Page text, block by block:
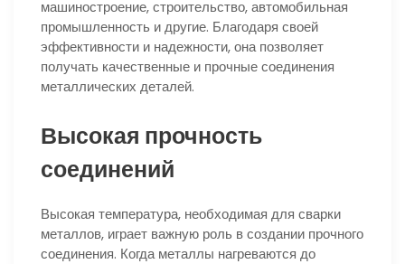
машиностроение, строительство, автомобильная
промышленность и другие. Благодаря своей
эффективности и надежности, она позволяет
получать качественные и прочные соединения
металлических деталей.
Высокая прочность
соединений
Высокая температура, необходимая для сварки
металлов, играет важную роль в создании прочного
соединения. Когда металлы нагреваются до